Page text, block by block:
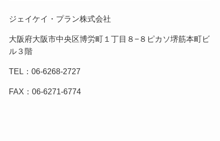
ジェイケイ・プラン株式会社
大阪府大阪市中央区博労町１丁目８−８ピカソ堺筋本町ビ
ル３階
TEL：06-6268-2727
FAX：06-6271-6774